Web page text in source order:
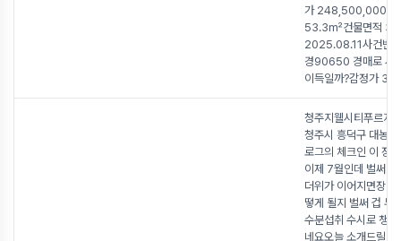
가 248,500,000토
53.3㎡건물면적 31
2025.08.11사건번
경90650 경매로 사
이득일까?감정가 3
청주지웰시티푸르지
청주시 흥덕구 대농
로그의 체크인 이 장
이제 7월인데 벌써 이
더위가 이어지면장마
떻게 될지 벌써 겁 부
수분섭취 수시로 챙
네요오늘 소개드릴